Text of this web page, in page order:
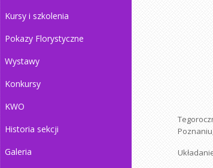
Kursy i szkolenia
Pokazy Florystyczne
Wystawy
Konkursy
KWO
Historia sekcji
Galeria